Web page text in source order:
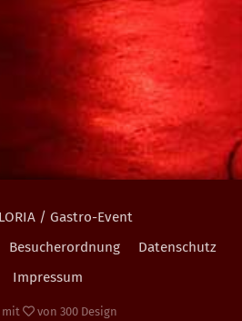
/ Gastro-Event
Besucherordnung
Datenschutz
Impressum
mit von 300 Design